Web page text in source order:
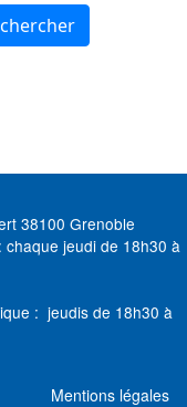
38100 Grenoble
chaque jeudi de 18h30 à
: jeudis de 18h30 à
Mentions légales